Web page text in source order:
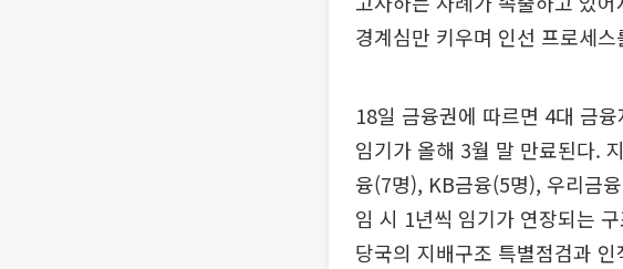
경계심만 키우며 인선 프로세
18일 금융권에 따르면 4대 금
임기가 올해 3월 말 만료된다.
융(7명), KB금융(5명), 우리금
임 시 1년씩 임기가 연장되는
당국의 지배구조 특별점검과